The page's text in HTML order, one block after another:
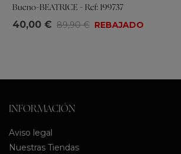
Tallas
Bueno-BEATRICE - Ref: 199737
40,00 € 89,90 € REBAJADO
INFORMACIÓN
Aviso legal
Nuestras Tiendas